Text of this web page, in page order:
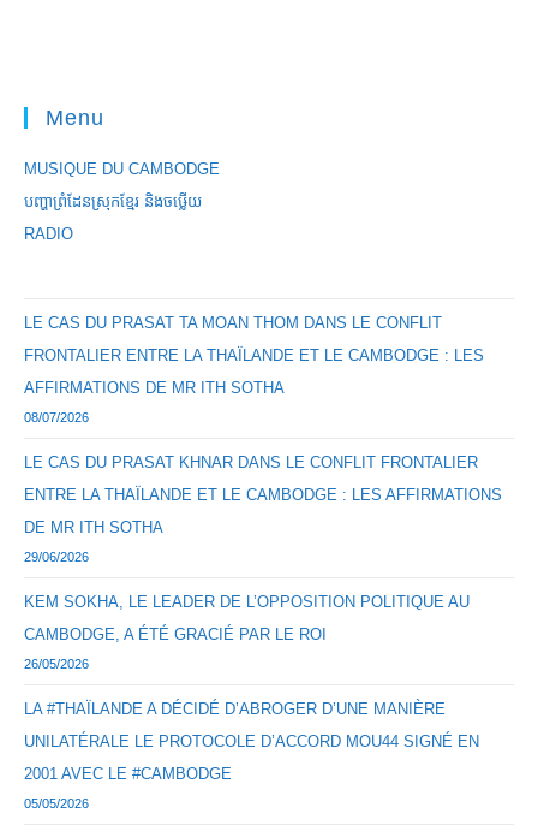
Menu
MUSIQUE DU CAMBODGE
បញ្ហាព្រំដែនស្រុកខ្មែរ និងចឞ្លើយ
RADIO
LE CAS DU PRASAT TA MOAN THOM DANS LE CONFLIT
FRONTALIER ENTRE LA THAÏLANDE ET LE CAMBODGE : LES
AFFIRMATIONS DE MR ITH SOTHA
08/07/2026
LE CAS DU PRASAT KHNAR DANS LE CONFLIT FRONTALIER
ENTRE LA THAÏLANDE ET LE CAMBODGE : LES AFFIRMATIONS
DE MR ITH SOTHA
29/06/2026
KEM SOKHA, LE LEADER DE L’OPPOSITION POLITIQUE AU
CAMBODGE, A ÉTÉ GRACIÉ PAR LE ROI
26/05/2026
LA #THAÏLANDE A DÉCIDÉ D’ABROGER D’UNE MANIÈRE
UNILATÉRALE LE PROTOCOLE D’ACCORD MOU44 SIGNÉ EN
2001 AVEC LE #CAMBODGE
05/05/2026